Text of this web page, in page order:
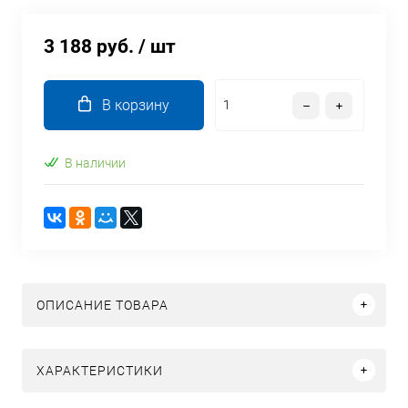
3 188 руб. / шт
В корзину
В наличии
ОПИСАНИЕ ТОВАРА
ХАРАКТЕРИСТИКИ